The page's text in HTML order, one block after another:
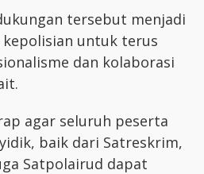
tersebut menjadi
untuk terus
dan kolaborasi
agar seluruh peserta
baik dari Satreskrim,
Satpolairud dapat